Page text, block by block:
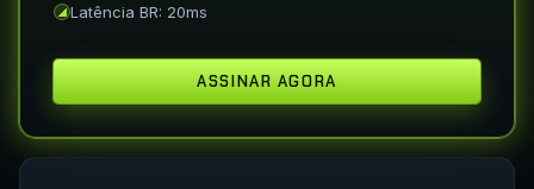
Latência BR: 20ms
ASSINAR AGORA